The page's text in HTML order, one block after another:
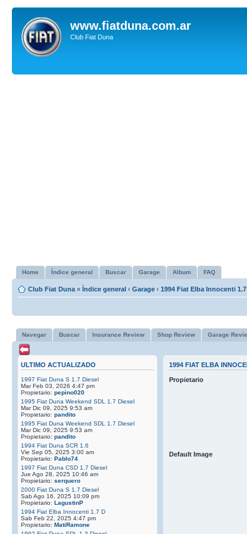
www.fiatduna.com.ar
Club Fiat Duna
Home Índice general Buscar Garage Album FAQ
Club Fiat Duna » Índice general ‹ Garage ‹ 1994 Fiat Elba Innocenti
Navegar Buscar Insurance Review Shop Review Garage
ULTIMO ACTUALIZADO
1997 Fiat Duna S 1.7 Diesel
Mar Feb 03, 2026 4:47 pm
Propietario: pepino020
1995 Fiat Duna Weekend SDL 1.7 Diesel
Mar Dic 09, 2025 9:53 am
Propietario: pandito
1995 Fiat Duna Weekend SDL 1.7 Diesel
Mar Dic 09, 2025 9:53 am
Propietario: pandito
1994 Fiat Duna SCR 1.6
Vie Sep 05, 2025 3:00 am
Propietario: Pablo74
1997 Fiat Duna CSD 1.7 Diesel
Jue Ago 28, 2025 10:46 am
Propietario: serquero
2000 Fiat Duna S 1.7 Diesel
Sab Ago 16, 2025 10:09 pm
Propietario: LagustinP
1994 Fiat Elba Innocenti 1.7 D
Sab Feb 22, 2025 4:47 pm
Propietario: MatiRamone
1994 FIAT ELBA
Propietario
Default Image